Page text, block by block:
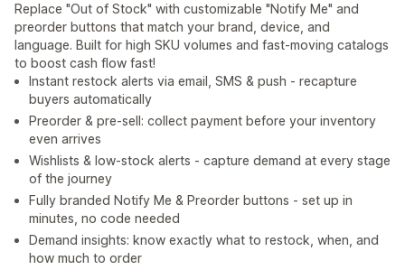
Replace "Out of Stock" with customizable "Notify Me" and
preorder buttons that match your brand, device, and
language. Built for high SKU volumes and fast-moving catalogs
to boost cash flow fast!
Instant restock alerts via email, SMS & push - recapture
buyers automatically
Preorder & pre-sell: collect payment before your inventory
even arrives
Wishlists & low-stock alerts - capture demand at every stage
of the journey
Fully branded Notify Me & Preorder buttons - set up in
minutes, no code needed
Demand insights: know exactly what to restock, when, and
how much to order